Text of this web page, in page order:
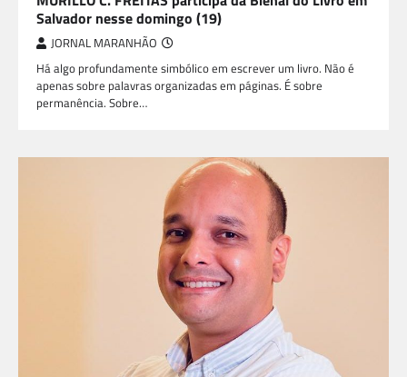
Salvador nesse domingo (19)
JORNAL MARANHÃO
Há algo profundamente simbólico em escrever um livro. Não é
apenas sobre palavras organizadas em páginas. É sobre
permanência. Sobre…